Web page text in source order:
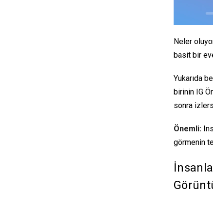
Neler
basit bir
Yukarıda
birinin IG
sonra
Önemli:
görmenin